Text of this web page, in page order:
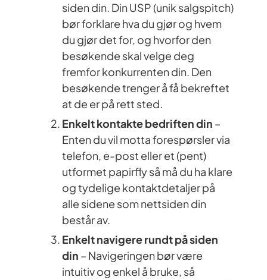
siden din. Din USP (unik salgspitch)
bør forklare hva du gjør og hvem
du gjør det for, og hvorfor den
besøkende skal velge deg
fremfor konkurrenten din. Den
besøkende trenger å få bekreftet
at de er på rett sted.
Enkelt kontakte bedriften din –
Enten du vil motta forespørsler via
telefon, e-post eller et (pent)
utformet papirfly så må du ha klare
og tydelige kontaktdetaljer på
alle sidene som nettsiden din
består av.
Enkelt navigere rundt på siden
din – Navigeringen bør være
intuitiv og enkel å bruke, så